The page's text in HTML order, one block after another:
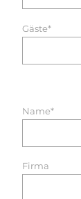
Gäste*
Name*
Firma